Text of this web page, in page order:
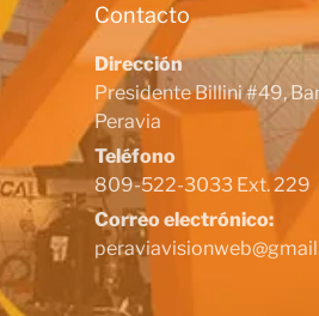
Contacto
Dirección
Presidente Billini #49,
Peravia
Teléfono
809-522-3033 Ext. 229
Correo electrónico: